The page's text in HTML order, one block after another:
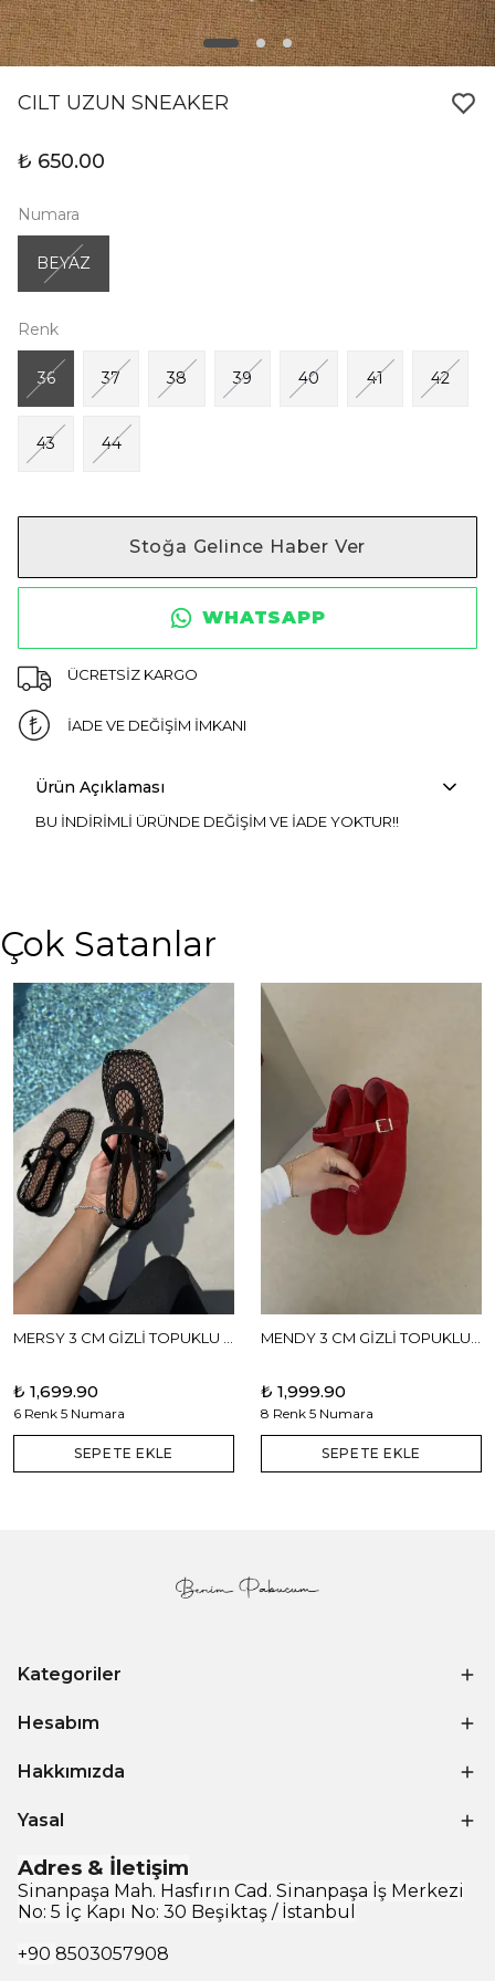
CILT UZUN SNEAKER
₺ 650.00
Numara
BEYAZ
Renk
36 37 38 39 40 41 42
43 44
Stoğa Gelince Haber Ver
WHATSAPP
ÜCRETSİZ KARGO
İADE VE DEĞİŞİM İMKANI
Ürün Açıklaması
BU İNDİRİMLİ ÜRÜNDE DEĞİŞİM VE İADE YOKTUR!!
Çok Satanlar
₺ 1,699.90
6 Renk 5 Numara
SEPETE EKLE
₺ 1,999.90
8 Renk 5 Numara
SEPETE EKLE
Kategoriler
Hesabım
Hakkımızda
Yasal
Adres & İletişim
Sinanpaşa Mah. Hasfırın Cad. Sinanpaşa İş Merkezi
No: 5 İç Kapı No: 30 Beşiktaş / İstanbul
+90 8503057908